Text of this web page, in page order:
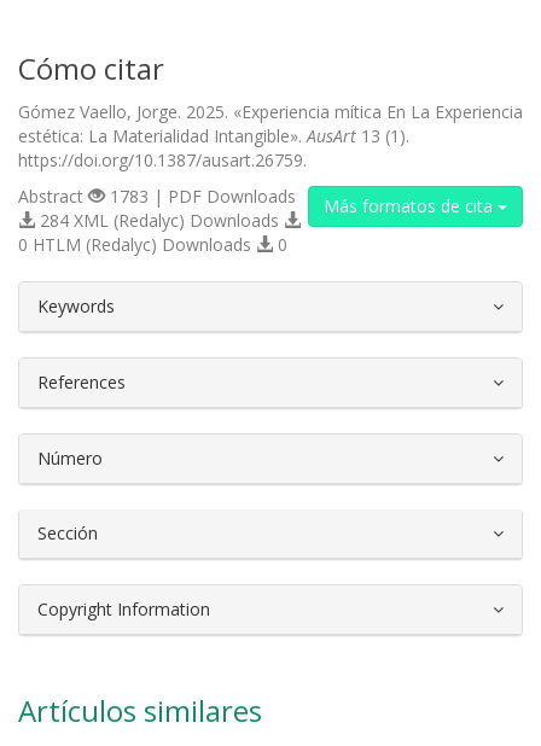
Cómo citar
Gómez Vaello, Jorge. 2025. «Experiencia mítica En La Experiencia
estética: La Materialidad Intangible».AusArt 13 (1).
https://doi.org/10.1387/ausart.26759.
Más formatos de cita
Abstract
1783 | PDF Downloads
284 XML (Redalyc) Downloads
0 HTLM (Redalyc) Downloads
0
Keywords
References
Número
Sección
Copyright Information
Artículos similares